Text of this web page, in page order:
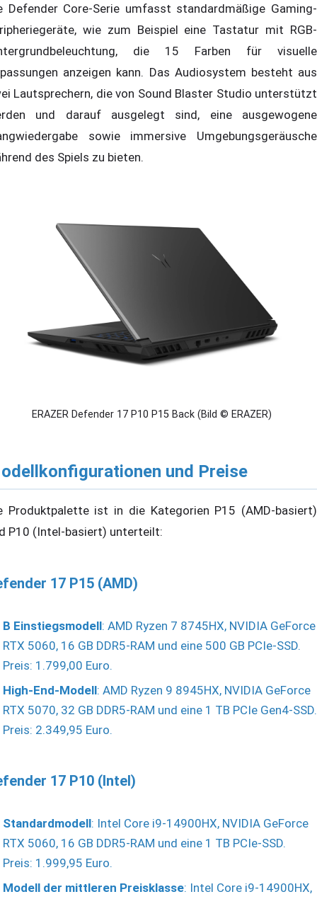
Defender Core-Serie umfasst standardmäßige Gaming-
wie zum Beispiel eine Tastatur mit RGB-
die 15 Farben für visuelle
anzeigen kann. Das Audiosystem besteht aus
Lautsprechern, die von Sound Blaster Studio unterstützt
und darauf ausgelegt sind, eine ausgewogene
sowie immersive Umgebungsgeräusche
des Spiels zu bieten.
ERAZER Defender 17 P10 P15 Back (Bild © ERAZER)
und Preise
Produktpalette ist in die Kategorien P15 (AMD-basiert)
P10 (Intel-basiert) unterteilt:
17 P15 (AMD)
B Einstiegsmodell: AMD Ryzen 7 8745HX, NVIDIA GeForce
RTX 5060, 16 GB DDR5-RAM und eine 500 GB PCIe-SSD.
Preis: 1.799,00 Euro.
High-End-Modell: AMD Ryzen 9 8945HX, NVIDIA GeForce
RTX 5070, 32 GB DDR5-RAM und eine 1 TB PCIe Gen4-SSD.
Preis: 2.349,95 Euro.
17 P10 (Intel)
Standardmodell: Intel Core i9-14900HX, NVIDIA GeForce
RTX 5060, 16 GB DDR5-RAM und eine 1 TB PCIe-SSD.
Preis: 1.999,95 Euro.
Modell der mittleren Preisklasse: Intel Core i9-14900HX,